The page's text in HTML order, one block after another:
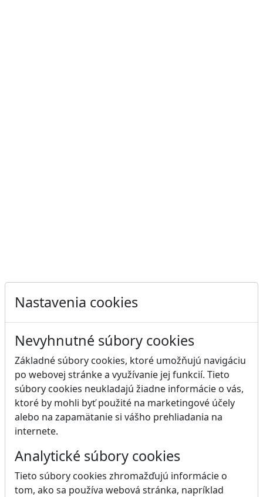
Nastavenia cookies
Nevyhnutné súbory cookies
Základné súbory cookies, ktoré umožňujú navigáciu
po webovej stránke a využívanie jej funkcií. Tieto
súbory cookies neukladajú žiadne informácie o vás,
ktoré by mohli byť použité na marketingové účely
alebo na zapamätanie si vášho prehliadania na
internete.
Analytické súbory cookies
Tieto súbory cookies zhromažďujú informácie o
tom, ako sa používa webová stránka, napríklad